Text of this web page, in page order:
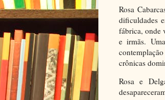
Rosa
dificuldades
fábrica, onde
e irmãs.
crônicas
Rosa e